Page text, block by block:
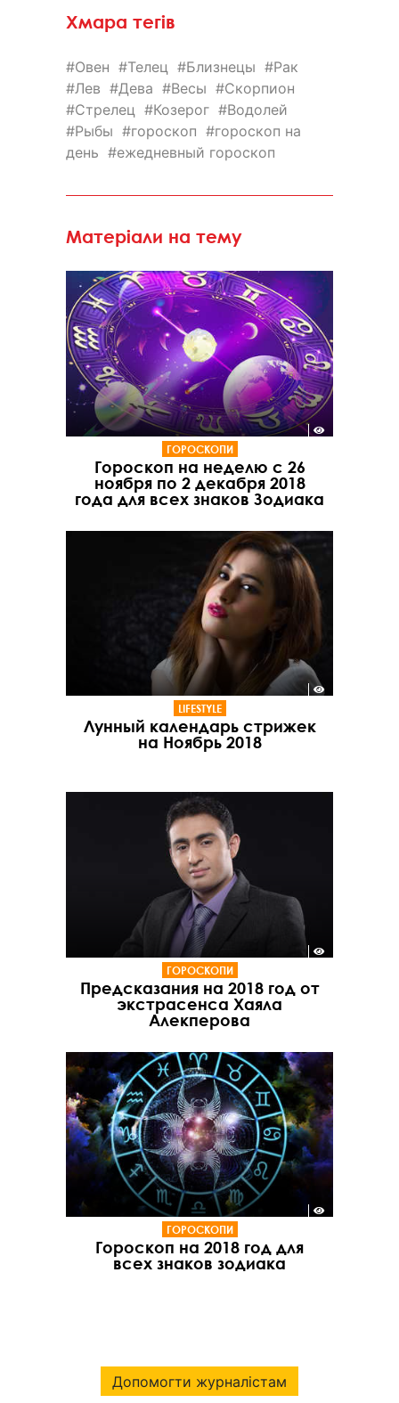
Хмара тегів
Овен Телец Близнецы
Рак
Лев
Дева Весы
Скорпион
Стрелец
Козерог
Водолей
Рыбы
гороскоп
гороскоп на
день
ежедневный гороскоп
Матеріали на тему
ГОРОСКОПИ
Гороскоп на неделю с 26
ноября по 2 декабря 2018
года для всех знаков Зодиака
LIFESTYLE
Лунный календарь стрижек
на Ноябрь 2018
ГОРОСКОПИ
Предсказания на 2018 год от
экстрасенса Хаяла
Алекперова
ГОРОСКОПИ
Гороскоп на 2018 год для
всех знаков зодиака
Допомогти журналістам